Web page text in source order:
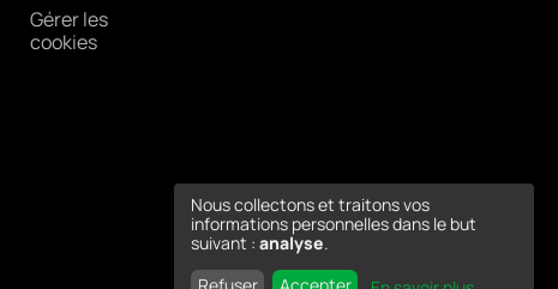
Gérer les
cookies
Nous collectons et traitons vos
informations personnelles dans le but
suivant : analyse.